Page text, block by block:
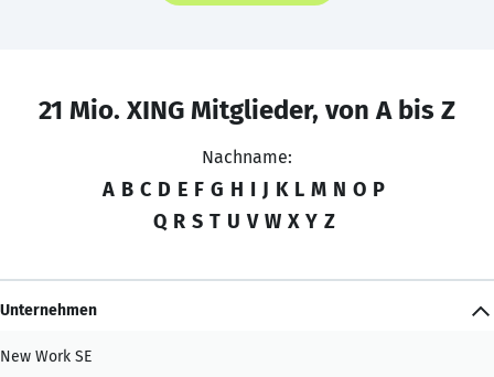
21 Mio. XING Mitglieder, von A bis Z
Nachname:
A B C D E F G H I J K L M N O P
Q R S T U V W X Y Z
Unternehmen
New Work SE